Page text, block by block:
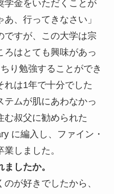
学金をいただくことが
、行ってきなさい」
ですが、この大学は宗
ろはとても興味があっ
り勉強することができ
れは1年で十分でした
テムが肌にあわなかっ
む叔父に勧められた
に編入し、ファイン・
しました。
したか。
が好きでしたから、